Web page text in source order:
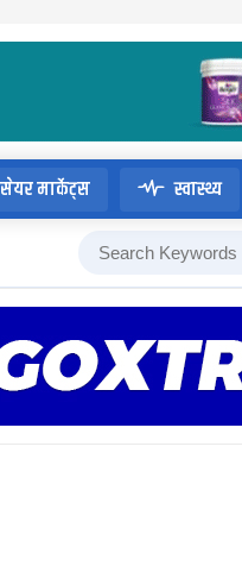
सेयर मार्केट्स स्वास्थ्य